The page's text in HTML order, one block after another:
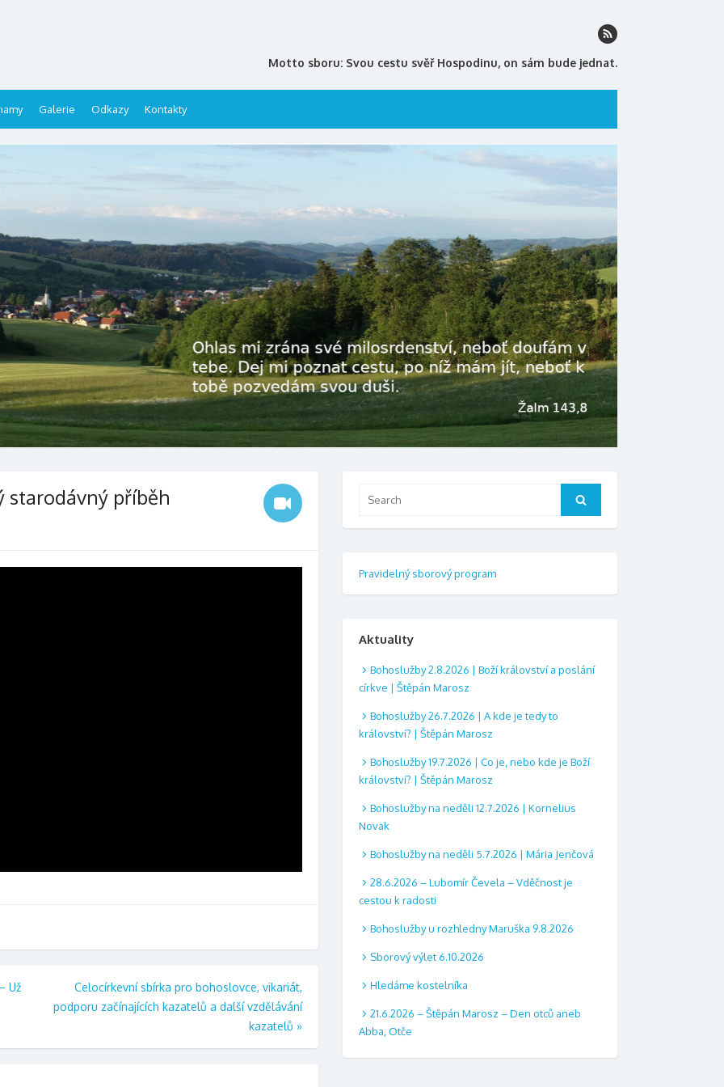
Motto sboru: Svou cestu svěř Hospodinu, on sám bude jednat.
Galerie Odkazy Kontakty
starodávný příběh
Už
Celocírkevní sbírka pro bohoslovce, vikariát,
podporu začínajících kazatelů a další vzdělávání
kazatelů »
Search
Pravidelný sborový program
Aktuality
Bohoslužby 2.8.2026 | Boží království a poslání
církve | Štěpán Marosz
Bohoslužby 26.7.2026 | A kde je tedy to
království? | Štěpán Marosz
Bohoslužby 19.7.2026 | Co je, nebo kde je Boží
království? | Štěpán Marosz
Bohoslužby na neděli 12.7.2026 | Kornelius
Novak
Bohoslužby na neděli 5.7.2026 | Mária Jenčová
28.6.2026 – Lubomír Čevela – Vděčnost je
cestou k radosti
Bohoslužby u rozhledny Maruška 9.8.2026
Sborový výlet 6.10.2026
Hledáme kostelníka
21.6.2026 – Štěpán Marosz – Den otců aneb
Abba, Otče